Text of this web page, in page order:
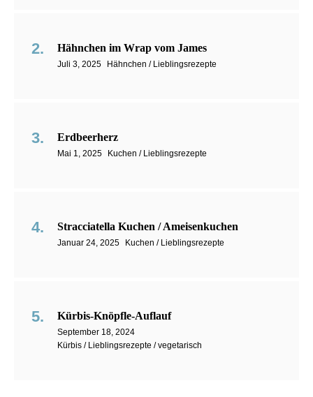
Hähnchen im Wrap vom James
Juli 3, 2025 Hähnchen / Lieblingsrezepte
Erdbeerherz
Mai 1, 2025 Kuchen / Lieblingsrezepte
Stracciatella Kuchen / Ameisenkuchen
Januar 24, 2025 Kuchen / Lieblingsrezepte
Kürbis-Knöpfle-Auflauf
September 18, 2024
Kürbis / Lieblingsrezepte / vegetarisch